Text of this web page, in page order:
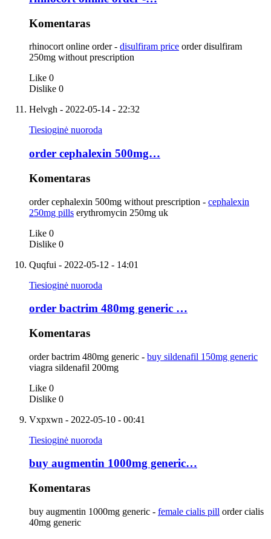
Komentaras
rhinocort online order - disulfiram price order disulfiram
250mg without prescription
Like 0
Dislike 0
Helvgh - 2022-05-14 - 22:32
Tiesioginė nuoroda
order cephalexin 500mg…
Komentaras
order cephalexin 500mg without prescription - cephalexin
250mg pills erythromycin 250mg uk
Like 0
Dislike 0
Quqfui - 2022-05-12 - 14:01
Tiesioginė nuoroda
order bactrim 480mg generic …
Komentaras
order bactrim 480mg generic - buy sildenafil 150mg generic
viagra sildenafil 200mg
Like 0
Dislike 0
Vxpxwn - 2022-05-10 - 00:41
Tiesioginė nuoroda
buy augmentin 1000mg generic…
Komentaras
buy augmentin 1000mg generic - female cialis pill order cialis
40mg generic